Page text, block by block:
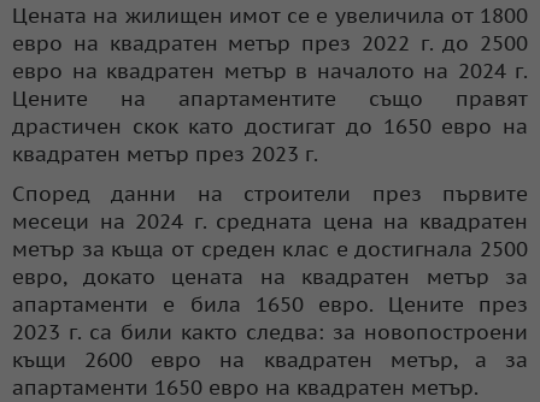
Цената на жилищен имот се е увеличила от 1800
евро на квадратен метър през 2022 г. до 2500
евро на квадратен метър в началото на 2024 г.
Цените на апартаментите също правят
драстичен скок като достигат до 1650 евро на
квадратен метър през 2023 г.
Според данни на строители през първите
месеци на 2024 г. средната цена на квадратен
метър за къща от среден клас е достигнала 2500
евро, докато цената на квадратен метър за
апартаменти е била 1650 евро. Цените през
2023 г. са били както следва: за новопостроени
къщи 2600 евро на квадратен метър, а за
апартаменти 1650 евро на квадратен метър.